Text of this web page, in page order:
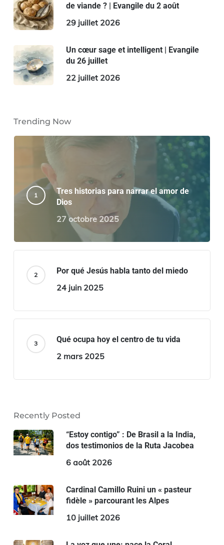
de viande ? | Evangile du 2 août
29 juillet 2026
Un cœur sage et intelligent | Evangile
du 26 juillet
22 juillet 2026
Trending Now
Tres historias para narrar el amor de
Dios
27 octobre 2025
Por qué Jesús habla tanto del miedo
24 juin 2025
Qué ocupa hoy el centro de tu vida
2 mars 2025
Recently Posted
“Estoy contigo” : De Brasil a la India,
dos testimonios de la Ruta Jacobea
6 août 2026
Cardinal Camillo Ruini un « pasteur
fidèle » parcourant les Alpes
10 juillet 2026